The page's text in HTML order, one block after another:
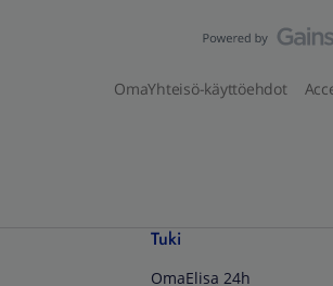
OmaYhteisö-käyttöehdot
Tuki
OmaElisa 24h